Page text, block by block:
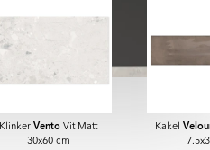
KlinkerVento Vit Matt
30x60 cm
Kakel